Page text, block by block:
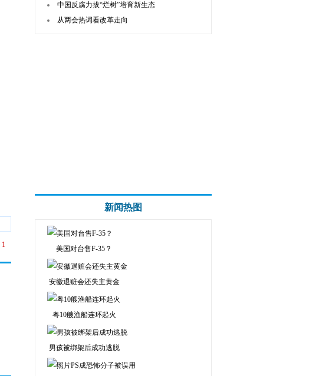
1
中国反腐力拔“烂树”培育新生态
从两会热词看改革走向
新闻热图
美国对台售F-35？
安徽退赃会还失主黄金
粤10艘渔船连环起火
男孩被绑架后成功逃脱